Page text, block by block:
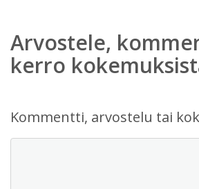
Arvostele,
kerro
Kommentti, arvostelu tai